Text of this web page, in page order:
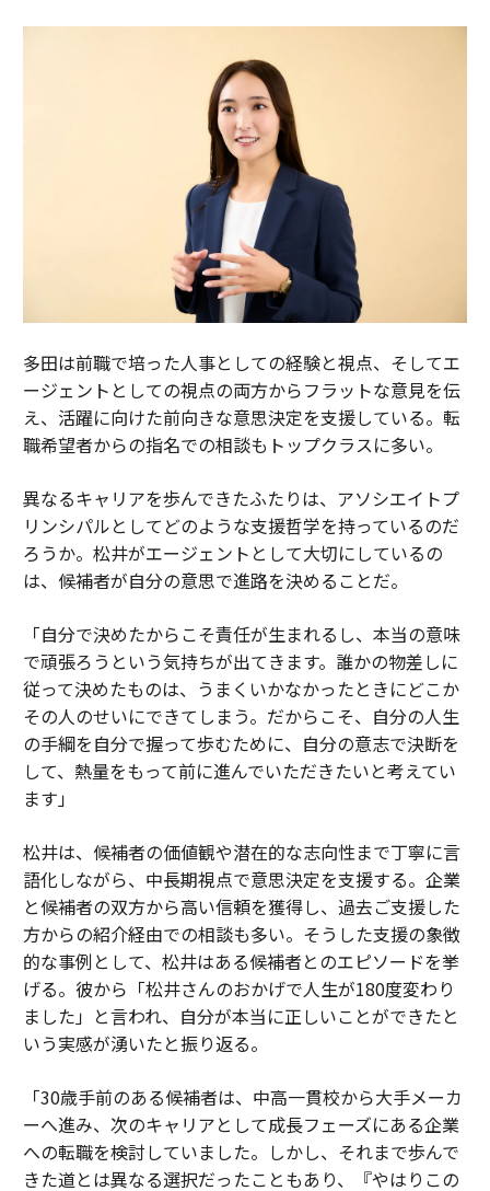
多田は前職で培った人事としての経験と視点、そしてエ
ージェントとしての視点の両方からフラットな意見を伝
え、活躍に向けた前向きな意思決定を支援している。転
職希望者からの指名での相談もトップクラスに多い。
異なるキャリアを歩んできたふたりは、アソシエイトプ
リンシパルとしてどのような支援哲学を持っているのだ
ろうか。松井がエージェントとして大切にしているの
は、候補者が自分の意思で進路を決めることだ。
「自分で決めたからこそ責任が生まれるし、本当の意味
で頑張ろうという気持ちが出てきます。誰かの物差しに
従って決めたものは、うまくいかなかったときにどこか
その人のせいにできてしまう。だからこそ、自分の人生
の手綱を自分で握って歩むために、自分の意志で決断を
して、熱量をもって前に進んでいただきたいと考えてい
ます」
松井は、候補者の価値観や潜在的な志向性まで丁寧に言
語化しながら、中長期視点で意思決定を支援する。企業
と候補者の双方から高い信頼を獲得し、過去ご支援した
方からの紹介経由での相談も多い。そうした支援の象徴
的な事例として、松井はある候補者とのエピソードを挙
げる。彼から「松井さんのおかげで人生が180度変わり
ました」と言われ、自分が本当に正しいことができたと
いう実感が湧いたと振り返る。
「30歳手前のある候補者は、中高一貫校から大手メーカ
ーへ進み、次のキャリアとして成長フェーズにある企業
への転職を検討していました。しかし、それまで歩んで
きた道とは異なる選択だったこともあり、『やはりこの